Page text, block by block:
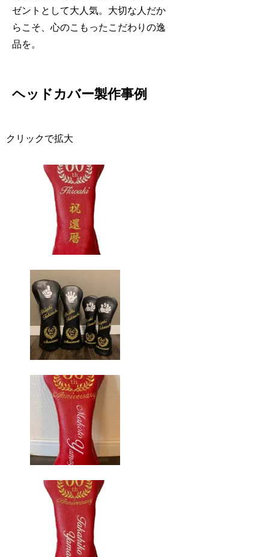
ゼントとして大人気。大切な人だか
らこそ、心のこもったこだわりの逸
品を。
ヘッドカバー製作事例
クリックで拡大